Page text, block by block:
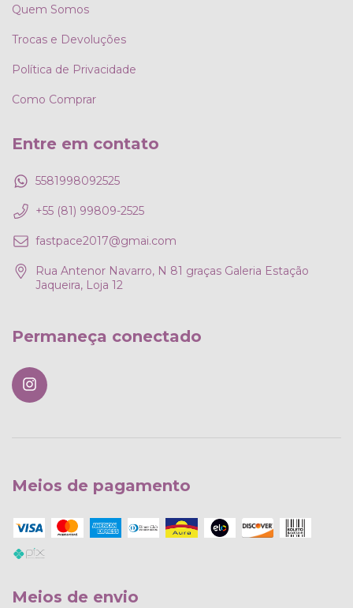
Quem Somos
Trocas e Devoluções
Política de Privacidade
Como Comprar
Entre em contato
5581998092525
+55 (81) 99809-2525
fastpace2017@gmai.com
Rua Antenor Navarro, N 81 graças Galeria Estação
Jaqueira, Loja 12
Permaneça conectado
Meios de pagamento
Meios de envio